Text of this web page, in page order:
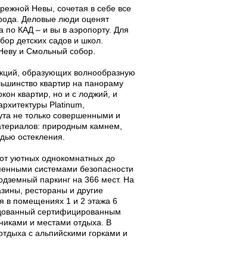
Невы, сочетая в себе все
Деловые люди оценят
по КАД – и вы в аэропорту. Для
детских садов и школ.
и Смольный собор.
образующих волнообразную
квартир на панораму
квартир, но и с лоджий, и
Platinum,
не только совершенными и
природным камнем,
остекления.
уютных однокомнатных до
системами безопасности
паркинг на 366 мест. На
рестораны и другие
в помещениях 1 и 2 этажа 6
сертифицированным
и местами отдыха.
В
с альпийскими горками и